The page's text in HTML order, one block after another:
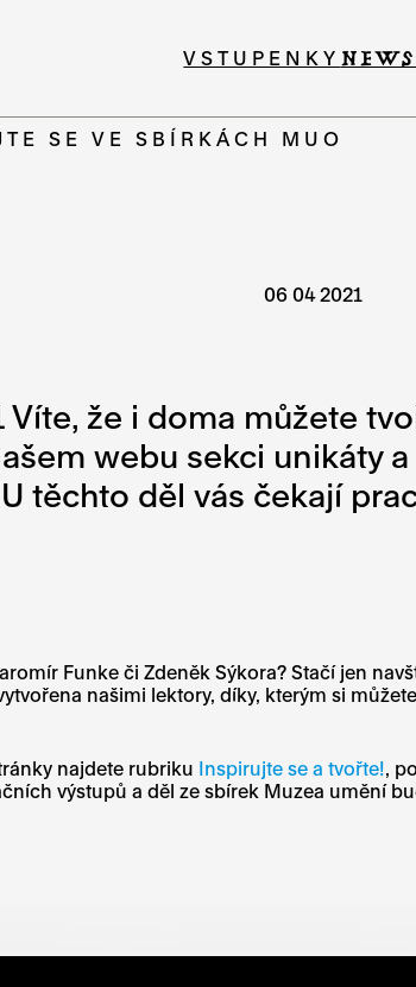
VSTUPENKY
SE VE SBÍRKÁCH MUO
06 04 2021
Víte, že i doma můžete
webu sekci unikáty
těchto děl vás čekají
Funke či Zdeněk Sýkora? Stačí jen
našimi lektory, díky, kterým si
najdete rubriku Inspirujte se a tvořte!,
výstupů a děl ze sbírek Muzea umění